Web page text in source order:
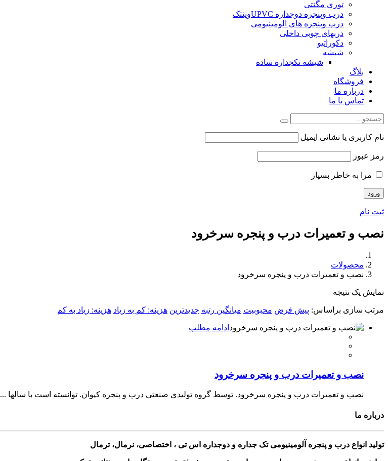
توری مگنتی
درب وپنجره دوجداره UPVCوینتک
درب وپنجره های الومینیومی
دربهای چوبی داخلی
دکوراتیو
شیشه
شیشه تکجداره ساده
بلاگ
فروشگاه
درباره ما
تماس با ما
نام کاربری یا نشانی ایمیل
رمز عبور
مرا به خاطر بسپار
ثبت نام
نصب و تعمیرات درب و پنجره سرخرود
محصولات
نصب و تعمیرات درب و پنجره سرخرود
نمایش یک نتیجه
مرتب سازی براساس: پیش فرض محبوبیت میانگین رتبه جدیدترین هزینه: کم به زیاد هزینه: زیاد به کم
ادامه مطلب
نصب و تعمیرات درب و پنجره سرخرود
نصب و تعمیرات درب و پنجره سرخرود. توسط گروه تولیدی صنعتی درب و پنجره کیوان. توانسته است با سالها ...
درباره ما
تولید انواع درب و پنجره آلومینیومی تک جداره و دوجداره اس تی ، اختصاصی، نرمال، ترمال